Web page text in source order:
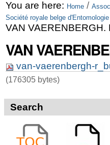
Skip
to
Skip
navigation
Personal
tools
You are here: Home /
Société royale belge
VAN
VAN
van-vaerenbergh-
(176305 bytes)
Search